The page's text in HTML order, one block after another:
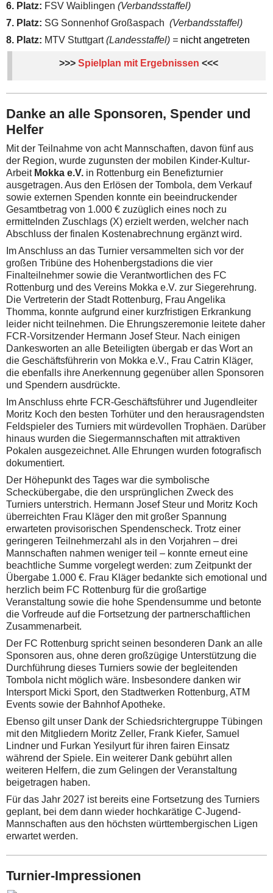
6. Platz: FSV Waiblingen (Verbandsstaffel)
7. Platz: SG Sonnenhof Großaspach (Verbandsstaffel)
8. Platz: MTV Stuttgart(Landesstaffel) = nicht angetreten
>>>Spielplan mit Ergebnissen <<<
Danke an alle Sponsoren, Spender und
Helfer
Mit der Teilnahme von acht Mannschaften, davon fünf aus
der Region, wurde zugunsten der mobilen Kinder-Kultur-
Arbeit Mokka e.V. in Rottenburg ein Benefizturnier
ausgetragen. Aus den Erlösen der Tombola, dem Verkauf
sowie externen Spenden konnte ein beeindruckender
Gesamtbetrag von 1.000 € zuzüglich eines noch zu
ermittelnden Zuschlags (X) erzielt werden, welcher nach
Abschluss der finalen Kostenabrechnung ergänzt wird.
Im Anschluss an das Turnier versammelten sich vor der
großen Tribüne des Hohenbergstadions die vier
Finalteilnehmer sowie die Verantwortlichen des FC
Rottenburg und des Vereins Mokka e.V. zur Siegerehrung.
Die Vertreterin der Stadt Rottenburg, Frau Angelika
Thomma, konnte aufgrund einer kurzfristigen Erkrankung
leider nicht teilnehmen. Die Ehrungszeremonie leitete daher
FCR-Vorsitzender Hermann Josef Steur. Nach einigen
Dankesworten an alle Beteiligten übergab er das Wort an
die Geschäftsführerin von Mokka e.V., Frau Catrin Kläger,
die ebenfalls ihre Anerkennung gegenüber allen Sponsoren
und Spendern ausdrückte.
Im Anschluss ehrte FCR-Geschäftsführer und Jugendleiter
Moritz Koch den besten Torhüter und den herausragendsten
Feldspieler des Turniers mit würdevollen Trophäen. Darüber
hinaus wurden die Siegermannschaften mit attraktiven
Pokalen ausgezeichnet. Alle Ehrungen wurden fotografisch
dokumentiert.
Der Höhepunkt des Tages war die symbolische
Scheckübergabe, die den ursprünglichen Zweck des
Turniers unterstrich. Hermann Josef Steur und Moritz Koch
überreichten Frau Kläger den mit großer Spannung
erwarteten provisorischen Spendenscheck. Trotz einer
geringeren Teilnehmerzahl als in den Vorjahren – drei
Mannschaften nahmen weniger teil – konnte erneut eine
beachtliche Summe vorgelegt werden: zum Zeitpunkt der
Übergabe 1.000 €. Frau Kläger bedankte sich emotional und
herzlich beim FC Rottenburg für die großartige
Veranstaltung sowie die hohe Spendensumme und betonte
die Vorfreude auf die Fortsetzung der partnerschaftlichen
Zusammenarbeit.
Der FC Rottenburg spricht seinen besonderen Dank an alle
Sponsoren aus, ohne deren großzügige Unterstützung die
Durchführung dieses Turniers sowie der begleitenden
Tombola nicht möglich wäre. Insbesondere danken wir
Intersport Micki Sport, den Stadtwerken Rottenburg, ATM
Events sowie der Bahnhof Apotheke.
Ebenso gilt unser Dank der Schiedsrichtergruppe Tübingen
mit den Mitgliedern Moritz Zeller, Frank Kiefer, Samuel
Lindner und Furkan Yesilyurt für ihren fairen Einsatz
während der Spiele. Ein weiterer Dank gebührt allen
weiteren Helfern, die zum Gelingen der Veranstaltung
beigetragen haben.
Für das Jahr 2027 ist bereits eine Fortsetzung des Turniers
geplant, bei dem dann wieder hochkarätige C-Jugend-
Mannschaften aus den höchsten württembergischen Ligen
erwartet werden.
Turnier-Impressionen